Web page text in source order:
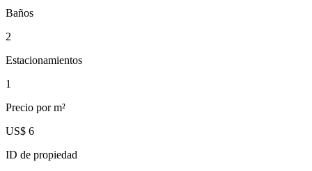
Baños
2
Estacionamientos
1
Precio por m²
US$ 6
ID de propiedad